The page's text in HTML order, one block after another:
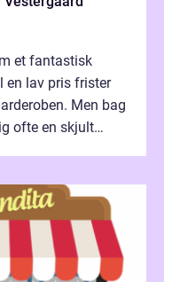
et fantastisk
en lav pris frister
Men bag
ofte en skjult